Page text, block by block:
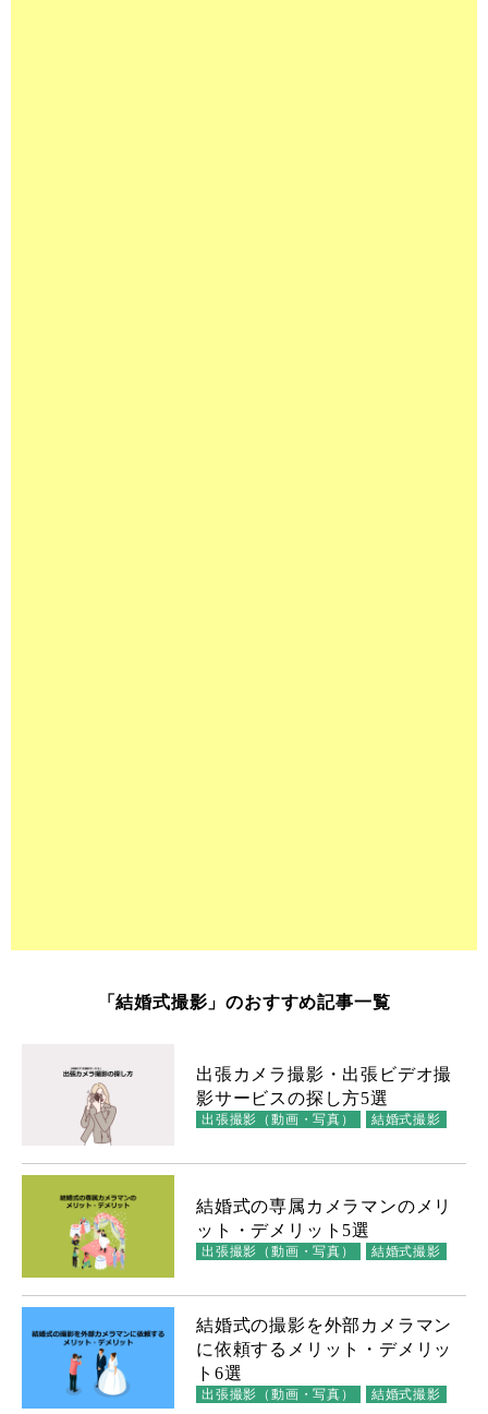
「結婚式撮影」のおすすめ記事一覧
出張カメラ撮影・出張ビデオ撮
影サービスの探し方5選
出張撮影（動画・写真） 結婚式撮影
結婚式の専属カメラマンのメリ
ット・デメリット5選
出張撮影（動画・写真） 結婚式撮影
結婚式の撮影を外部カメラマン
に依頼するメリット・デメリッ
ト6選
出張撮影（動画・写真） 結婚式撮影